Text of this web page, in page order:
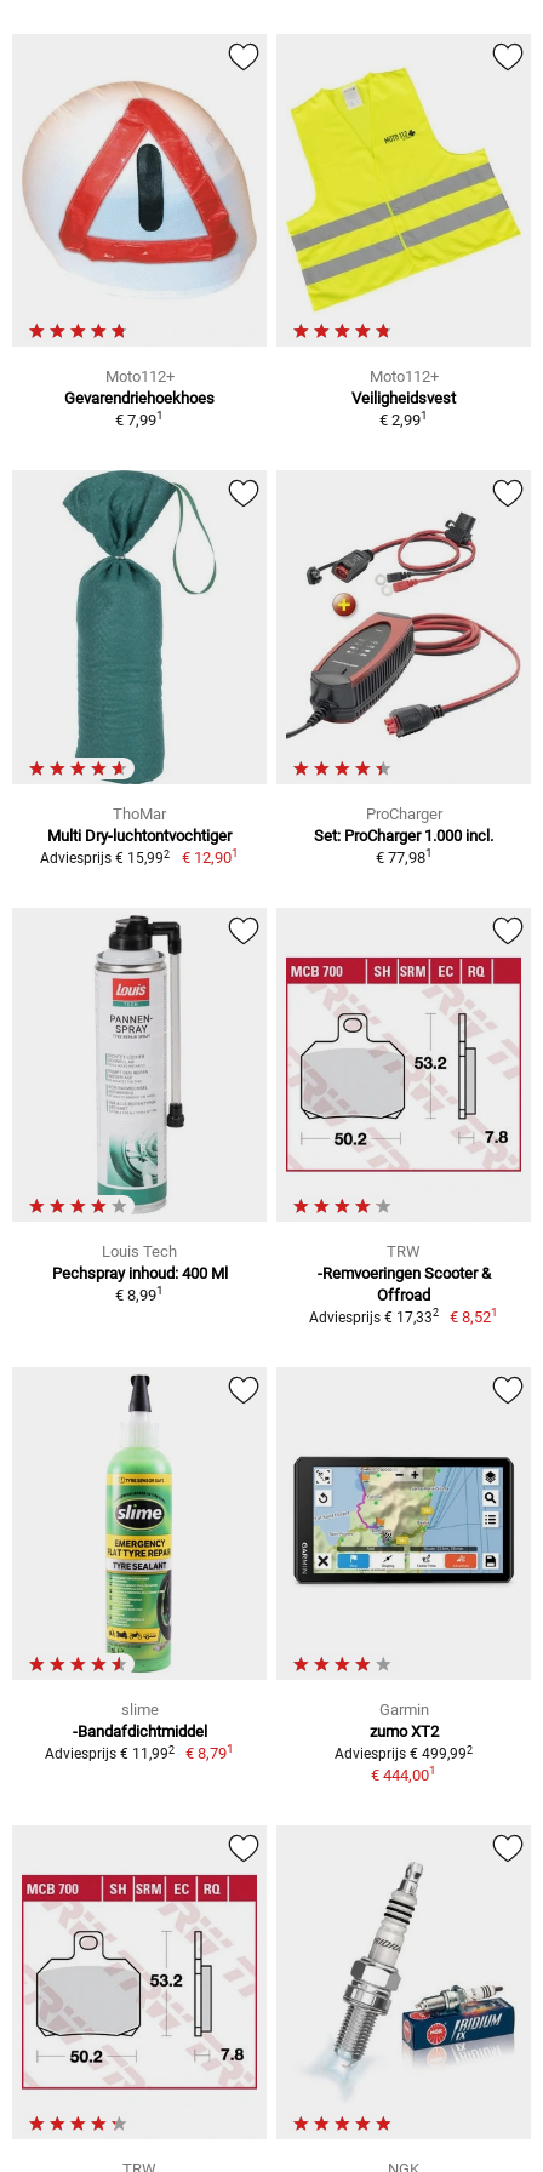
Moto112+
Gevarendriehoekhoes
€ 7,991
Moto112+
Veiligheidsvest
€ 2,991
ThoMar
Multi Dry-luchtontvochtiger
Adviesprijs € 15,992 € 12,901
ProCharger
Set: ProCharger 1.000 incl.
€ 77,981
Louis Tech
Pechspray inhoud: 400 Ml
€ 8,991
TRW
-Remvoeringen Scooter &
Offroad
Adviesprijs € 17,332 € 8,521
slime
-Bandafdichtmiddel
Adviesprijs € 11,992 € 8,791
Garmin
zumo XT2
Adviesprijs € 499,992
€ 444,001